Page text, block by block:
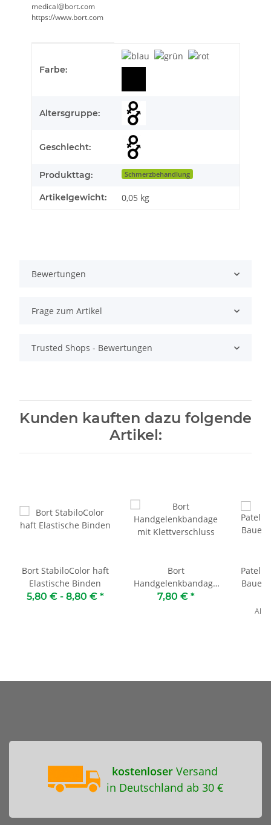
medical@bort.com
https://www.bort.com
Produkteigenschaft
Farbe:
Altersgruppe:
Geschlecht:
Produkttag: Schmerzbehandlung
Artikelgewicht: 0,05 kg
Bewertungen
Frage zum Artikel
Trusted Shops - Bewertungen
Kunden kauften dazu folgende
Artikel:
Bort StabiloColor haft
Elastische Binden
5,80 € - 8,80 € *
Bort
Handgelenkbandage
mit Klettverschluss
7,80 € *
kostenloser Versand
in Deutschland ab 30 €